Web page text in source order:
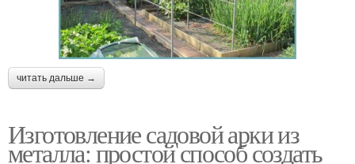
читать дальше →
Изготовление садовой арки из
металла: простой способ создать